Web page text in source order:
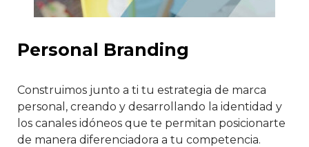
Personal Branding
Construimos junto a ti tu estrategia de marca
personal, creando y desarrollando la identidad y
los canales idóneos que te permitan posicionarte
de manera diferenciadora a tu competencia.